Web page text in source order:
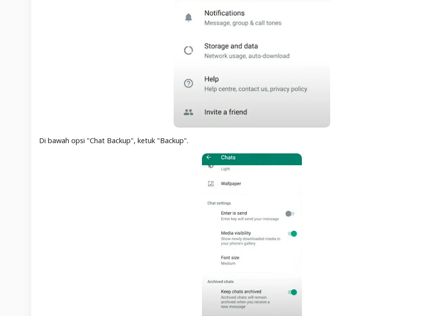
Di bawah opsi "Chat Backup", ketuk "Backup".